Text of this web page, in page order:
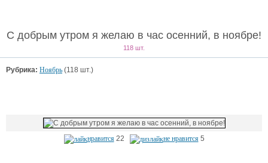
С добрым утром я желаю в час осенний, в ноябре!
118 шт.
Рубрика: Ноябрь (118 шт.)
нравится 22 не нравится 5